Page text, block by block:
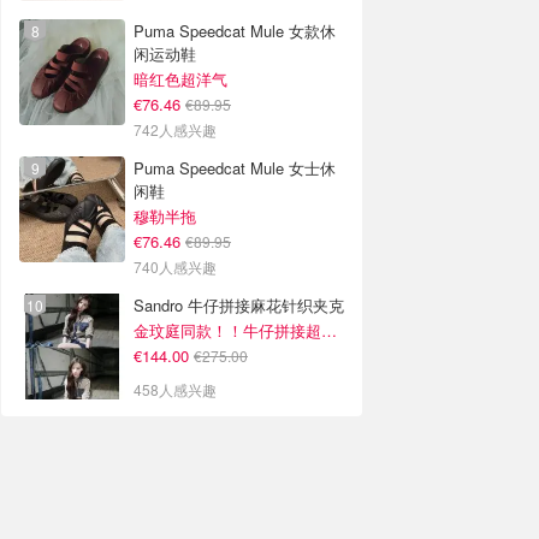
Puma Speedcat Mule 女款休
闲运动鞋
暗红色超洋气
€76.46 €89.95
742人感兴趣
Puma Speedcat Mule 女士休
闲鞋
穆勒半拖
€76.46 €89.95
740人感兴趣
Sandro 牛仔拼接麻花针织夹克
金玟庭同款！！牛仔拼接超有层次感
€144.00 €275.00
458人感兴趣